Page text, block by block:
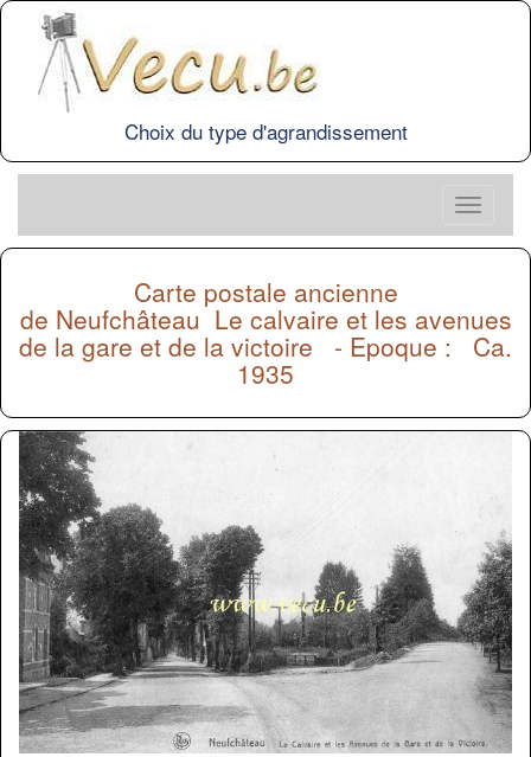
Choix du type d'agrandissement
Carte postale ancienne
de Neufchâteau Le calvaire et les avenues
de la gare et de la victoire - Epoque : Ca.
1935